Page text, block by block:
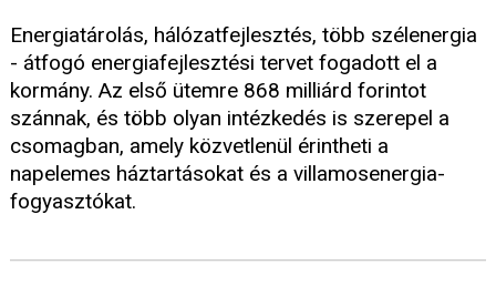
Energiatárolás, hálózatfejlesztés, több szélenergia
- átfogó energiafejlesztési tervet fogadott el a
kormány. Az első ütemre 868 milliárd forintot
szánnak, és több olyan intézkedés is szerepel a
csomagban, amely közvetlenül érintheti a
napelemes háztartásokat és a villamosenergia-
fogyasztókat.